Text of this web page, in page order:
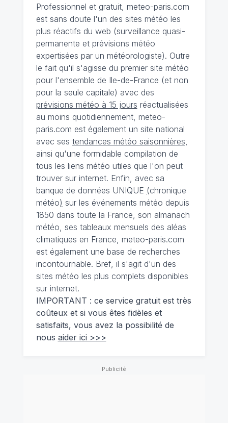
Professionnel et gratuit, meteo-paris.com
est sans doute l'un des sites météo les
plus réactifs du web (surveillance quasi-
permanente et prévisions météo
expertisées par un météorologiste). Outre
le fait qu'il s'agisse du premier site météo
pour l'ensemble de Ile-de-France (et non
pour la seule capitale) avec des
prévisions météo à 15 jours réactualisées
au moins quotidiennement, meteo-
paris.com est également un site national
avec ses tendances météo saisonnières,
ainsi qu'une formidable compilation de
tous les liens météo utiles que l'on peut
trouver sur internet. Enfin, avec sa
banque de données UNIQUE (chronique
météo) sur les événements météo depuis
1850 dans toute la France, son almanach
météo, ses tableaux mensuels des aléas
climatiques en France, meteo-paris.com
est également une base de recherches
incontournable. Bref, il s'agit d'un des
sites météo les plus complets disponibles
sur internet.
IMPORTANT : ce service gratuit est très
coûteux et si vous êtes fidèles et
satisfaits, vous avez la possibilité de
nous aider ici >>>